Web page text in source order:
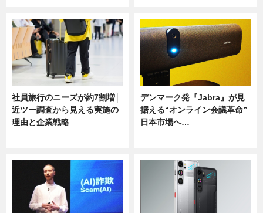
社員旅行のニーズが約7割増│
近ツー調査から見える実施の
理由と企業戦略
デンマーク発『Jabra』が見
据える“オンライン会議革命”
日本市場へ…